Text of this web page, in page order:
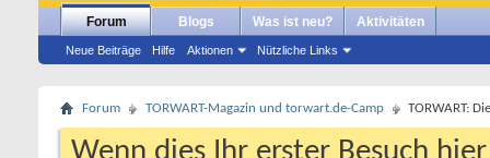
Forum
Neue Beiträge Hilfe Aktionen Nützliche Links
Blogs Was ist neu? Aktivitäten
Forum TORWART-Magazin und torwart.de-Camp TORWART: